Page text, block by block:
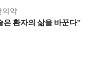
의약
은 환자의 삶을 바꾼다”